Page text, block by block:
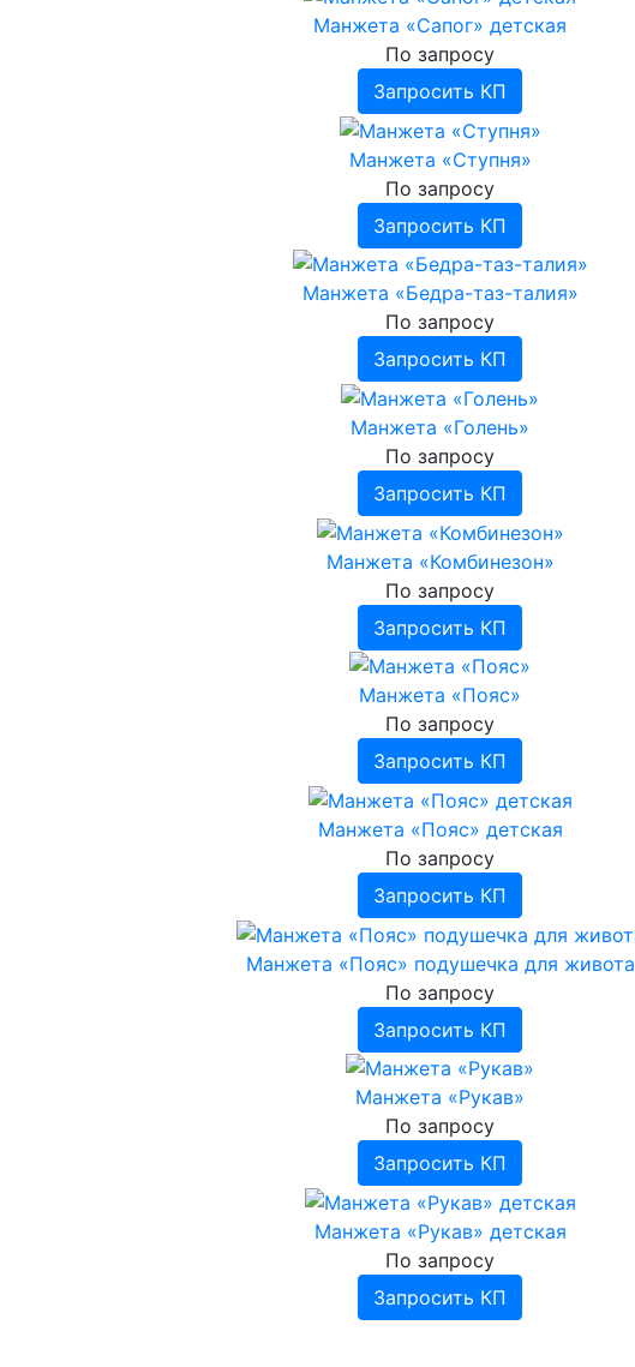
Манжета «Сапог» детская
По запросу
Запросить КП
Манжета «Ступня»
По запросу
Запросить КП
Манжета «Бедра-таз-талия»
По запросу
Запросить КП
Манжета «Голень»
По запросу
Запросить КП
Манжета «Комбинезон»
По запросу
Запросить КП
Манжета «Пояс»
По запросу
Запросить КП
Манжета «Пояс» детская
По запросу
Запросить КП
Манжета «Пояс» подушечка для живота
По запросу
Запросить КП
Манжета «Рукав»
По запросу
Запросить КП
Манжета «Рукав» детская
По запросу
Запросить КП